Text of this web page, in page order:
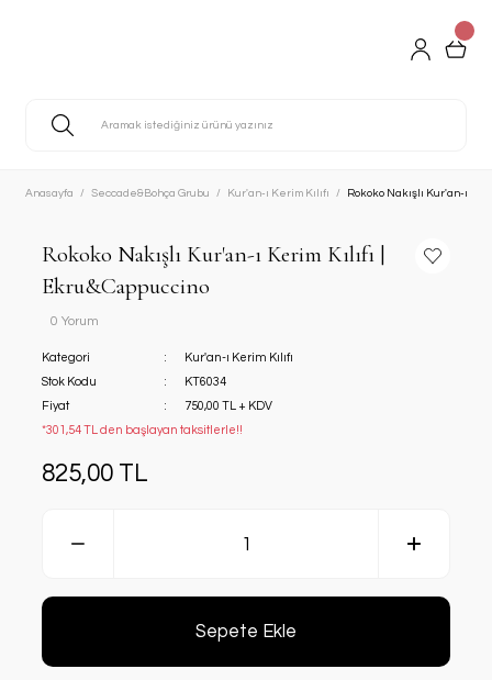
Anasayfa Seccade&Bohça Grubu Kur'an-ı Kerim Kılıfı Rokoko Nakışlı Kur'an-ı
Rokoko Nakışlı Kur'an-ı Kerim Kılıfı |
Ekru&Cappuccino
0 Yorum
Kategori
Kur'an-ı Kerim Kılıfı
Stok Kodu
KT6034
Fiyat
750,00 TL + KDV
*301,54 TL den başlayan taksitlerle!!
825,00 TL
Sepete Ekle